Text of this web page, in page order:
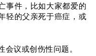
事件，比如大家都爱的
轻的父亲死于癌症，或
议或创伤性问题。